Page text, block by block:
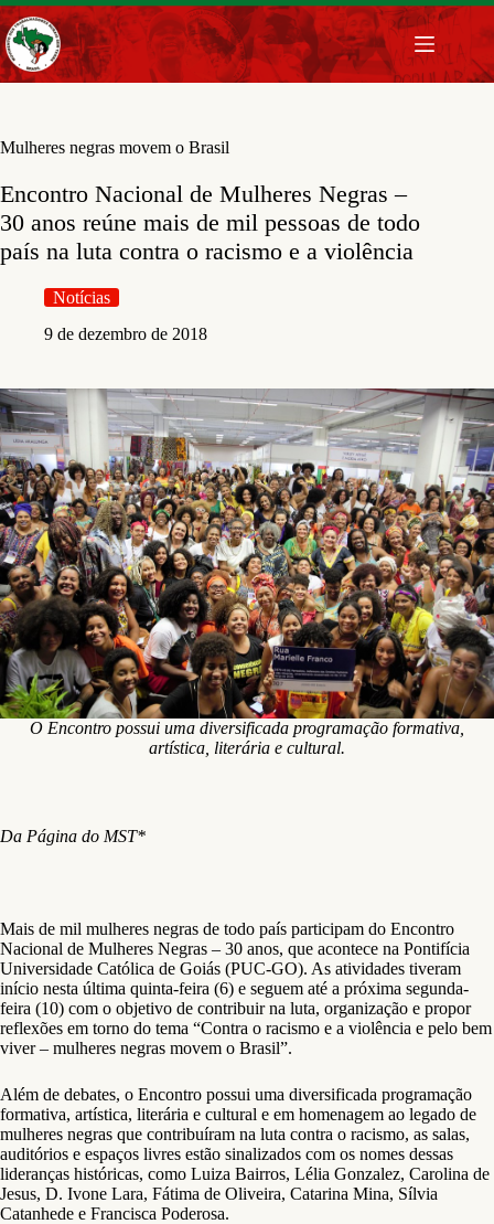
Pular
para
o
conteúdo
Mulheres negras movem o Brasil
Encontro Nacional de Mulheres Negras –
30 anos reúne mais de mil pessoas de todo
país na luta contra o racismo e a violência
Notícias
9 de dezembro de 2018
O Encontro possui uma diversificada programação formativa,
artística, literária e cultural.
Da Página do MST*
Mais de mil mulheres negras de todo país participam do Encontro
Nacional de Mulheres Negras – 30 anos, que acontece na Pontifícia
Universidade Católica de Goiás (PUC-GO). As atividades tiveram
início nesta última quinta-feira (6) e seguem até a próxima segunda-
feira (10) com o objetivo de contribuir na luta, organização e propor
reflexões em torno do tema “Contra o racismo e a violência e pelo bem
viver – mulheres negras movem o Brasil”.
Além de debates, o Encontro possui uma diversificada programação
formativa, artística, literária e cultural e em homenagem ao legado de
mulheres negras que contribuíram na luta contra o racismo, as salas,
auditórios e espaços livres estão sinalizados com os nomes dessas
lideranças históricas, como Luiza Bairros, Lélia Gonzalez, Carolina de
Jesus, D. Ivone Lara, Fátima de Oliveira, Catarina Mina, Sílvia
Catanhede e Francisca Poderosa.